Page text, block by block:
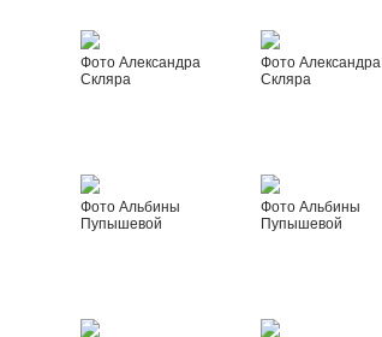
Фото Александра
Скляра
Фото Александра
Скляра
Фото Альбины
Пупышевой
Фото Альбины
Пупышевой